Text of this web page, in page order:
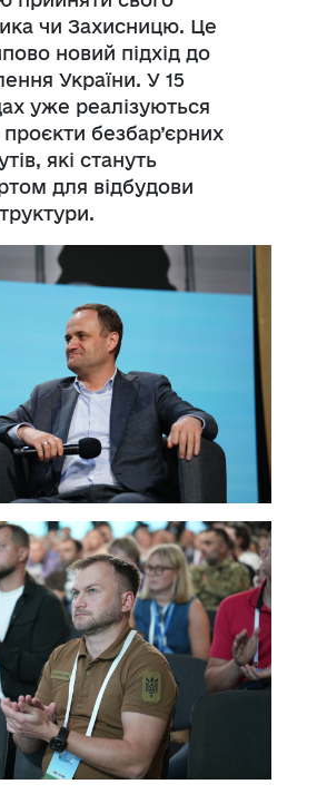
чи Захисницю. Це
новий підхід до
України. У 15
уже реалізуються
проєкти безбар’єрних
які стануть
для відбудови